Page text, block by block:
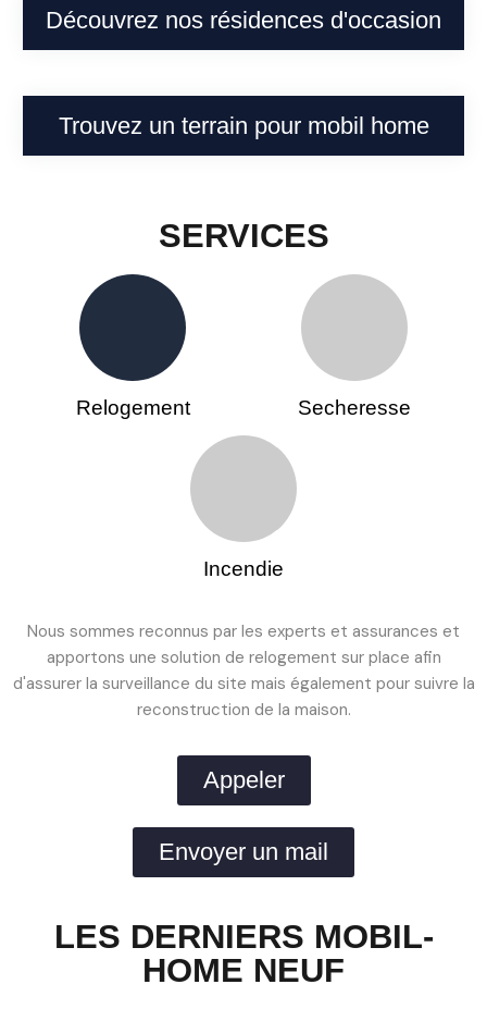
Découvrez nos résidences d'occasion
Trouvez un terrain pour mobil home
SERVICES
Relogement Secheresse
Incendie
Nous sommes reconnus par les experts et assurances et
apportons une solution de relogement sur place afin
d'assurer la surveillance du site mais également pour suivre la
reconstruction de la maison.
Appeler
Envoyer un mail
LES DERNIERS MOBIL-
HOME NEUF